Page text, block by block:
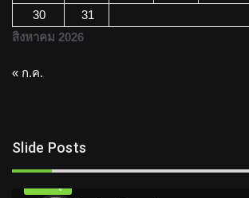
สิงหาคม 2026
30
31
« ก.ค.
Slide Posts